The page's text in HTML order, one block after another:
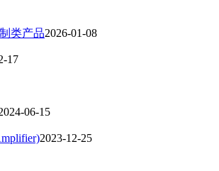
类产品2026-01-08
17
06-15
2023-12-25